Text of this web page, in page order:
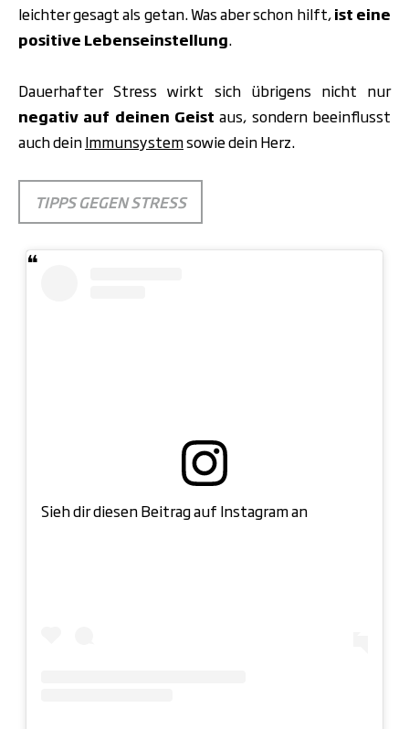
leichter gesagt als getan. Was aber schon hilft,ist eine
positive Lebenseinstellung.
Dauerhafter Stress wirkt sich übrigens nicht nur
negativ auf deinen Geist aus, sondern beeinflusst
auch deinImmunsystemsowie dein Herz.
TIPPS GEGEN STRESS
Sieh dir diesen Beitrag auf Instagram an